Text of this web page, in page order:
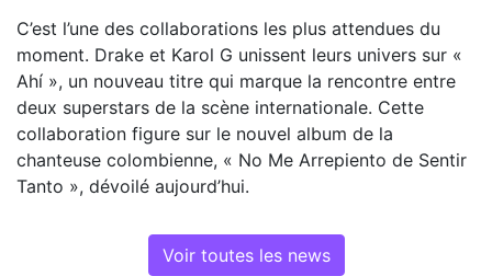
C’est l’une des collaborations les plus attendues du
moment. Drake et Karol G unissent leurs univers sur «
Ahí », un nouveau titre qui marque la rencontre entre
deux superstars de la scène internationale. Cette
collaboration figure sur le nouvel album de la
chanteuse colombienne, « No Me Arrepiento de Sentir
Tanto », dévoilé aujourd’hui.
Voir toutes les news